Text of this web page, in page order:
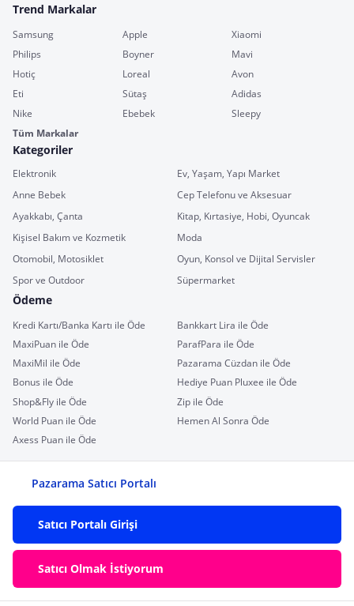
Trend Markalar
Samsung Apple
Xiaomi
Philips
Boyner
Mavi
Hotiç
Loreal
Avon
Eti
Sütaş
Adidas
Nike
Ebebek
Sleepy
Tüm Markalar
Kategoriler
Elektronik
Ev, Yaşam, Yapı Market
Anne Bebek
Cep Telefonu ve Aksesuar
Ayakkabı, Çanta
Kitap, Kırtasiye, Hobi, Oyuncak
Kişisel Bakım ve Kozmetik
Moda
Otomobil, Motosiklet
Oyun, Konsol ve Dijital Servisler
Spor ve Outdoor
Süpermarket
Ödeme
Kredi Kartı/Banka Kartı ile Öde
Bankkart Lira ile Öde
MaxiPuan ile Öde
ParafPara ile Öde
MaxiMil ile Öde
Pazarama Cüzdan ile Öde
Bonus ile Öde
Hediye Puan Pluxee ile Öde
Shop&Fly ile Öde
Zip ile Öde
World Puan ile Öde
Hemen Al Sonra Öde
Axess Puan ile Öde
Pazarama Satıcı Portalı
Satıcı Portalı Girişi
Satıcı Olmak İstiyorum